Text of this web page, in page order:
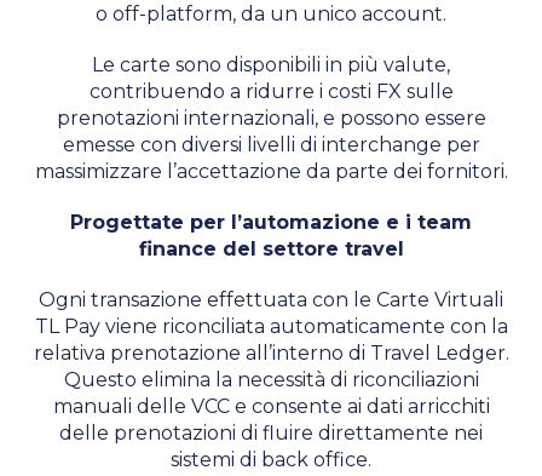
o off-platform, da un unico account.
Le carte sono disponibili in più valute,
contribuendo a ridurre i costi FX sulle
prenotazioni internazionali, e possono essere
emesse con diversi livelli di interchange per
massimizzare l’accettazione da parte dei fornitori.
Progettate per l’automazione e i team
finance del settore travel
Ogni transazione effettuata con le Carte Virtuali
TL Pay viene riconciliata automaticamente con la
relativa prenotazione all’interno di Travel Ledger.
Questo elimina la necessità di riconciliazioni
manuali delle VCC e consente ai dati arricchiti
delle prenotazioni di fluire direttamente nei
sistemi di back office.